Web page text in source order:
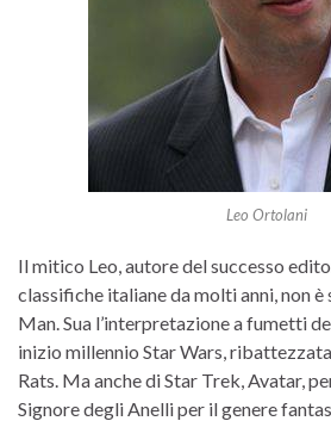
Leo Ortolani
Il mitico Leo, autore del successo
classifiche italiane da molti anni, non è
Man. Sua l’interpretazione a fumetti
inizio millennio Star Wars,
Rats. Ma anche di Star Trek, Avatar,
Signore degli Anelli per il genere